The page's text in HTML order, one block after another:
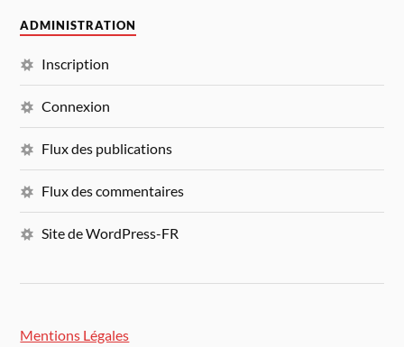
ADMINISTRATION
Inscription
Connexion
Flux des publications
Flux des commentaires
Site de WordPress-FR
Mentions Légales